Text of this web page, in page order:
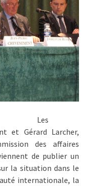
Les
et Gérard Larcher,
des affaires
de publier un
la situation dans le
internationale, la